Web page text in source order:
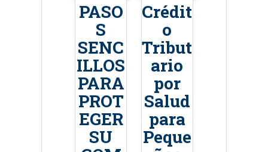
PASO
S
SENC
ILLOS
PARA
PROT
EGER
SU
Crédit
o
Tribut
ario
por
Salud
para
Peque